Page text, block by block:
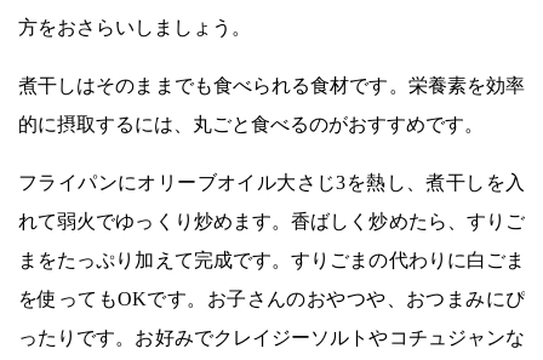
方をおさらいしましょう。
煮干しはそのままでも食べられる食材です。栄養素を効率
的に摂取するには、丸ごと食べるのがおすすめです。
フライパンにオリーブオイル大さじ3を熱し、煮干しを入
れて弱火でゆっくり炒めます。香ばしく炒めたら、すりご
まをたっぷり加えて完成です。すりごまの代わりに白ごま
を使ってもOKです。お子さんのおやつや、おつまみにぴ
ったりです。お好みでクレイジーソルトやコチュジャンな